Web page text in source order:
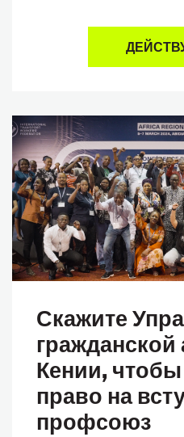
Скажите
Кении,
право на
профсоюз